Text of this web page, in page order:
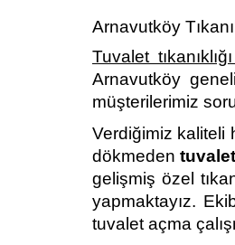
Arnavutköy
Tuvalet
Arnavutköy
müşterilerimiz
Verdiğimiz kaliteli
dökmedentuvalet
gelişmiş özel
yapmaktayız.
tuvalet açma